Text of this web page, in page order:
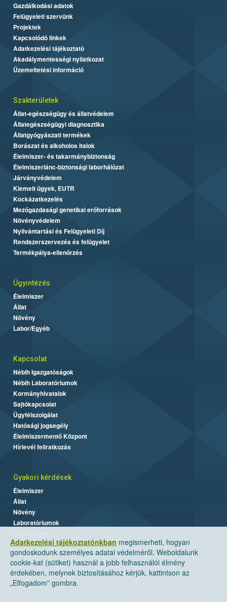
Adatkezelési tájékoztatónkban megismerheti, hogyan
gondoskodunk személyes adatai védelméről. Weboldalunk
cookie-kat (sütiket) használ a jobb felhasználói élmény
érdekében, melynek biztosításához kérjük, kattintson az
„Elfogadom” gombra.
Gazdálkodási adatok
Felügyeleti szervünk
Projektek
Kapcsolódó linkek
Adatkezelési tájékoztató
Akadálymentességi nyilatkozat
Üzemeltetési információ
Szakterületek
Állat-egészségügy és állatvédelem
Állategészségügyi diagnosztika
Állatgyógyászati termékek
Borászat és alkoholos italok
Élelmiszer- és takarmánybiztonság
Élelmiszerlánc-biztonsági laborhálózat
Járványvédelem
Kiemelt ügyek, EUTR
Kockázatkezelés
Mezőgazdasági genetikai erőforrások
Növényvédelem
Nyilvántartási és Felügyeleti Díj
Rendszerszervezés és felügyelet
Termékpálya-ellenőrzés
Ügyintézés
Élelmiszer
Állat
Növény
Labor/Egyéb
Kapcsolat
Nébih Igazgatóságok
Nébih Laboratóriumok
Kormányhivatalok
Sajtókapcsolat
Ügyfélszolgálat
Hatósági jogsegély
Élelmiszermentő Központ
Hírlevél feliratkozás
Gyakori kérdések
Élelmiszer
Állat
Növény
Laboratóriumok